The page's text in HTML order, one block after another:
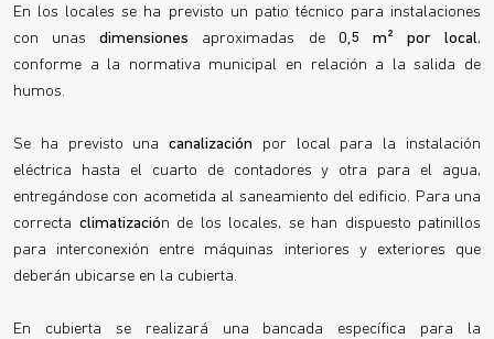
En los locales se ha previsto un patio técnico para instalaciones
con unasdimensiones aproximadas de 0,5 m² por local,
conforme a la normativa municipal en relación a la salida de
humos.
Se ha previsto unacanalización por local para la instalación
eléctrica hasta el cuarto de contadores y otra para el agua,
entregándose con acometida al saneamiento del edificio. Para una
correcta climatización de los locales, se han dispuesto patinillos
para interconexión entre máquinas interiores y exteriores que
deberán ubicarse en la cubierta.
En cubierta se realizará una bancada específica para la